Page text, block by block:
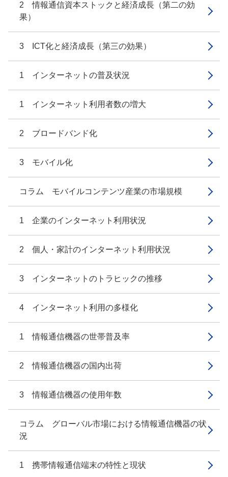
2 情報通信資本ストックと経済成長（第二の効
果）
3 ICT化と経済成長（第三の効果）
1 インターネットの普及状況
1 インターネット利用者数の増大
2 ブロードバンド化
3 モバイル化
コラム モバイルコンテンツ産業の市場規模
1 企業のインターネット利用状況
2 個人・家計のインターネット利用状況
3 インターネットのトラヒックの推移
4 インターネット利用の多様化
1 情報通信機器の世帯普及率
2 情報通信機器の国内出荷
3 情報通信機器の使用年数
コラム グローバル市場における情報通信機器の状
況
1 携帯情報通信端末の特性と現状